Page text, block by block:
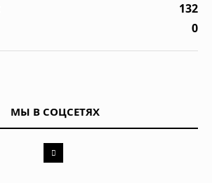
132
0
МЫ В СОЦСЕТЯХ